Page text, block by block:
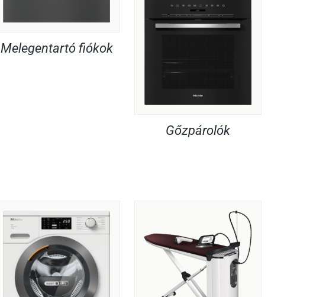
Melegentartó fiókok
Gőzpárolók